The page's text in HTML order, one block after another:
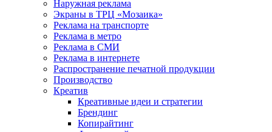
Наружная реклама
Экраны в ТРЦ «Мозаика»
Реклама на транспорте
Реклама в метро
Реклама в СМИ
Реклама в интернете
Распространение печатной продукции
Производство
Креатив
Креативные идеи и стратегии
Брендинг
Копирайтинг